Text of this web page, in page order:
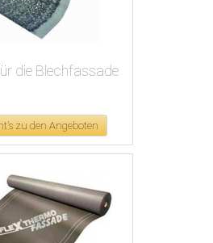
die Blechfassade
zu den Angeboten